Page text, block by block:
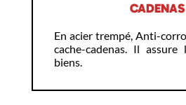
CADENAS
En acier trempé, Anti-
cache-cadenas. Il
biens.